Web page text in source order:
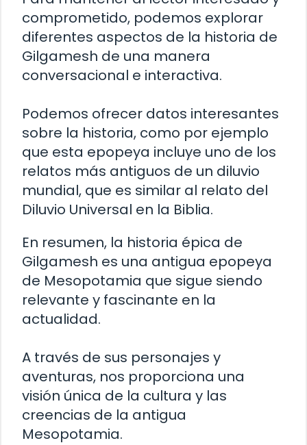
comprometido, podemos explorar
diferentes aspectos de la historia de
Gilgamesh de una manera
conversacional e interactiva.
Podemos ofrecer datos interesantes
sobre la historia, como por ejemplo
que esta epopeya incluye uno de los
relatos más antiguos de un diluvio
mundial, que es similar al relato del
Diluvio Universal en la Biblia.
En resumen, la historia épica de
Gilgamesh es una antigua epopeya
de Mesopotamia que sigue siendo
relevante y fascinante en la
actualidad.
A través de sus personajes y
aventuras, nos proporciona una
visión única de la cultura y las
creencias de la antigua
Mesopotamia.